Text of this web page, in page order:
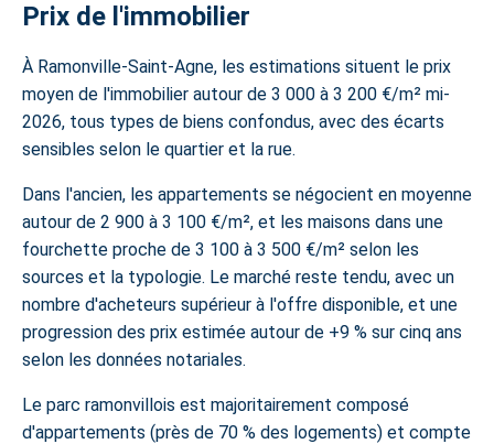
Prix de l'immobilier
À Ramonville-Saint-Agne, les estimations situent le prix
moyen de l'immobilier autour de 3 000 à 3 200 €/m² mi-
2026, tous types de biens confondus, avec des écarts
sensibles selon le quartier et la rue.
Dans l'ancien, les appartements se négocient en moyenne
autour de 2 900 à 3 100 €/m², et les maisons dans une
fourchette proche de 3 100 à 3 500 €/m² selon les
sources et la typologie. Le marché reste tendu, avec un
nombre d'acheteurs supérieur à l'offre disponible, et une
progression des prix estimée autour de +9 % sur cinq ans
selon les données notariales.
Le parc ramonvillois est majoritairement composé
d'appartements (près de 70 % des logements) et compte